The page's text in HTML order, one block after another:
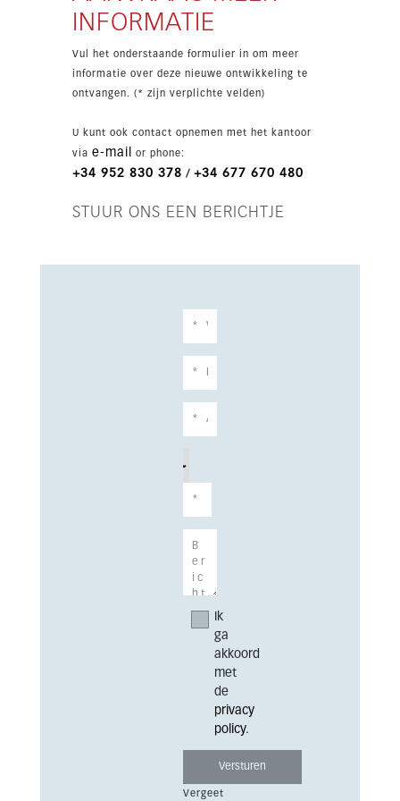
keukenruimte, wasruimte, satelliet-tv en
moderne afwerkingen, met uitzicht op de bergen
INFORMATIE
Vul het onderstaande formulier in om meer
informatie over deze nieuwe ontwikkeling te
ontvangen. (* zijn verplichte velden)
U kunt ook contact opnemen met het kantoor
via e-mail or phone:
+34 952 830 378 / +34 677 670 480
STUUR ONS EEN BERICHTJE
Ik
ga
akkoord
met
de
privacy
policy.
Vergeet